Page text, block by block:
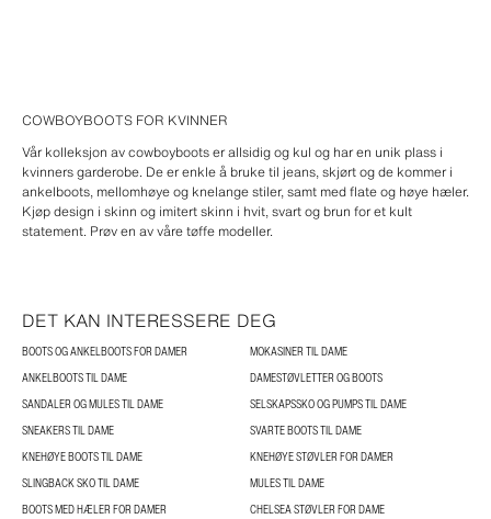
COWBOYBOOTS FOR KVINNER
Vår kolleksjon av cowboyboots er allsidig og kul og har en unik plass i
kvinners garderobe. De er enkle å bruke til jeans, skjørt og de kommer i
ankelboots, mellomhøye og knelange stiler, samt med flate og høye hæler.
Kjøp design i skinn og imitert skinn i hvit, svart og brun for et kult
statement. Prøv en av våre tøffe modeller.
DET KAN INTERESSERE DEG
BOOTS OG ANKELBOOTS FOR DAMER
MOKASINER TIL DAME
ANKELBOOTS TIL DAME
DAMESTØVLETTER OG BOOTS
SANDALER OG MULES TIL DAME
SELSKAPSSKO OG PUMPS TIL DAME
SNEAKERS TIL DAME
SVARTE BOOTS TIL DAME
KNEHØYE BOOTS TIL DAME
KNEHØYE STØVLER FOR DAMER
SLINGBACK SKO TIL DAME
MULES TIL DAME
BOOTS MED HÆLER FOR DAMER
CHELSEA STØVLER FOR DAME